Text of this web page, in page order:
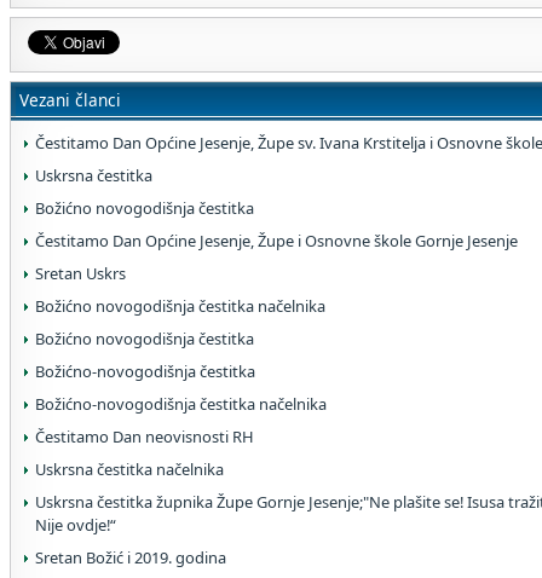
Vezani članci
Čestitamo Dan Općine Jesenje, Župe sv. Ivana Krstitelja i Osnovne
Uskrsna čestitka
Božićno novogodišnja čestitka
Čestitamo Dan Općine Jesenje, Župe i Osnovne škole Gornje Jesenje
Sretan Uskrs
Božićno novogodišnja čestitka načelnika
Božićno novogodišnja čestitka
Božićno-novogodišnja čestitka
Božićno-novogodišnja čestitka načelnika
Čestitamo Dan neovisnosti RH
Uskrsna čestitka načelnika
Uskrsna čestitka župnika Župe Gornje Jesenje;"Ne plašite se! Isusa
Nije ovdje!“
Sretan Božić i 2019. godina